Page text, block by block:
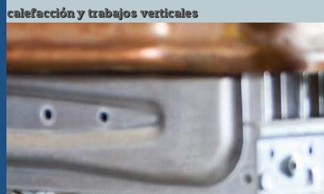
calefacción y trabajos verticales